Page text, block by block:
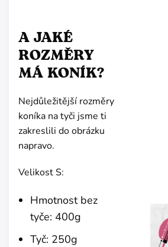
A JAKÉ
ROZMĚRY
MÁ KONÍK?
Nejdůležitější rozměry
koníka na tyči jsme ti
zakreslili do obrázku
napravo.
Velikost S:
Hmotnost bez
tyče: 400g
Tyč: 250g